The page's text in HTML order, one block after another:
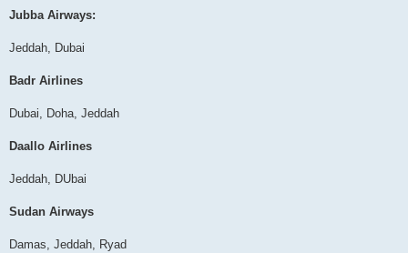
Jubba Airways:
Jeddah, Dubai
Badr Airlines
Dubai, Doha, Jeddah
Daallo Airlines
Jeddah, DUbai
Sudan Airways
Damas, Jeddah, Ryad